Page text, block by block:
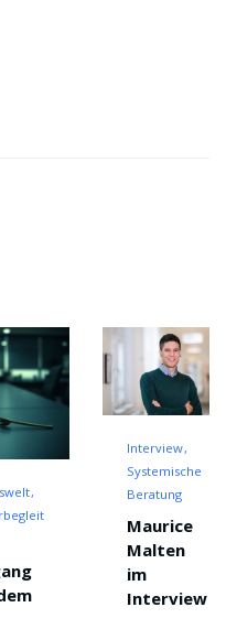
Interview
Systemische
Beratung
Maurice
Malten
Interview